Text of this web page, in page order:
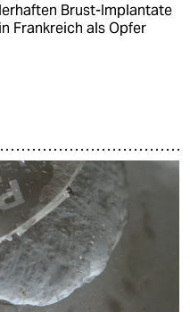
Brust-Implantate
Frankreich als Opfer